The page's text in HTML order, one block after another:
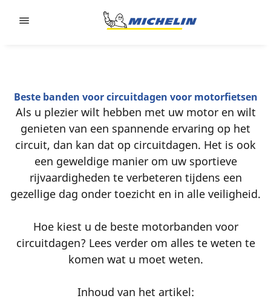
Beste banden voor circuitdagen voor motorfietsen
Als u plezier wilt hebben met uw motor en wilt
genieten van een spannende ervaring op het
circuit, dan kan dat op circuitdagen. Het is ook
een geweldige manier om uw sportieve
rijvaardigheden te verbeteren tijdens een
gezellige dag onder toezicht en in alle veiligheid.
Hoe kiest u de beste motorbanden voor
circuitdagen? Lees verder om alles te weten te
komen wat u moet weten.
Inhoud van het artikel: